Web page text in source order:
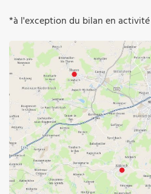
*à l'exception du bilan en